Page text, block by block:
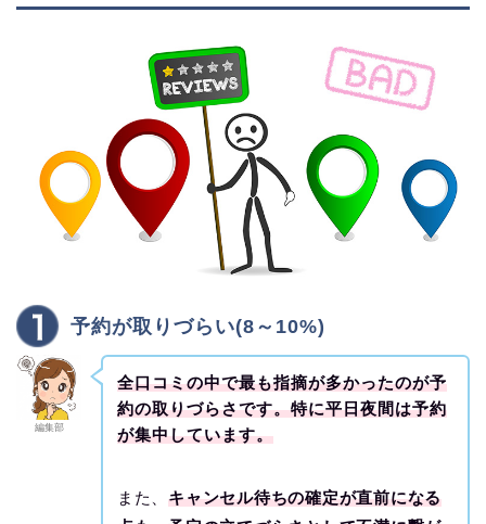
予約が取りづらい(8～10%)
編集部
全口コミの中で最も指摘が多かったのが予
約の取りづらさです。特に平日夜間は予約
が集中しています。
また、キャンセル待ちの確定が直前になる